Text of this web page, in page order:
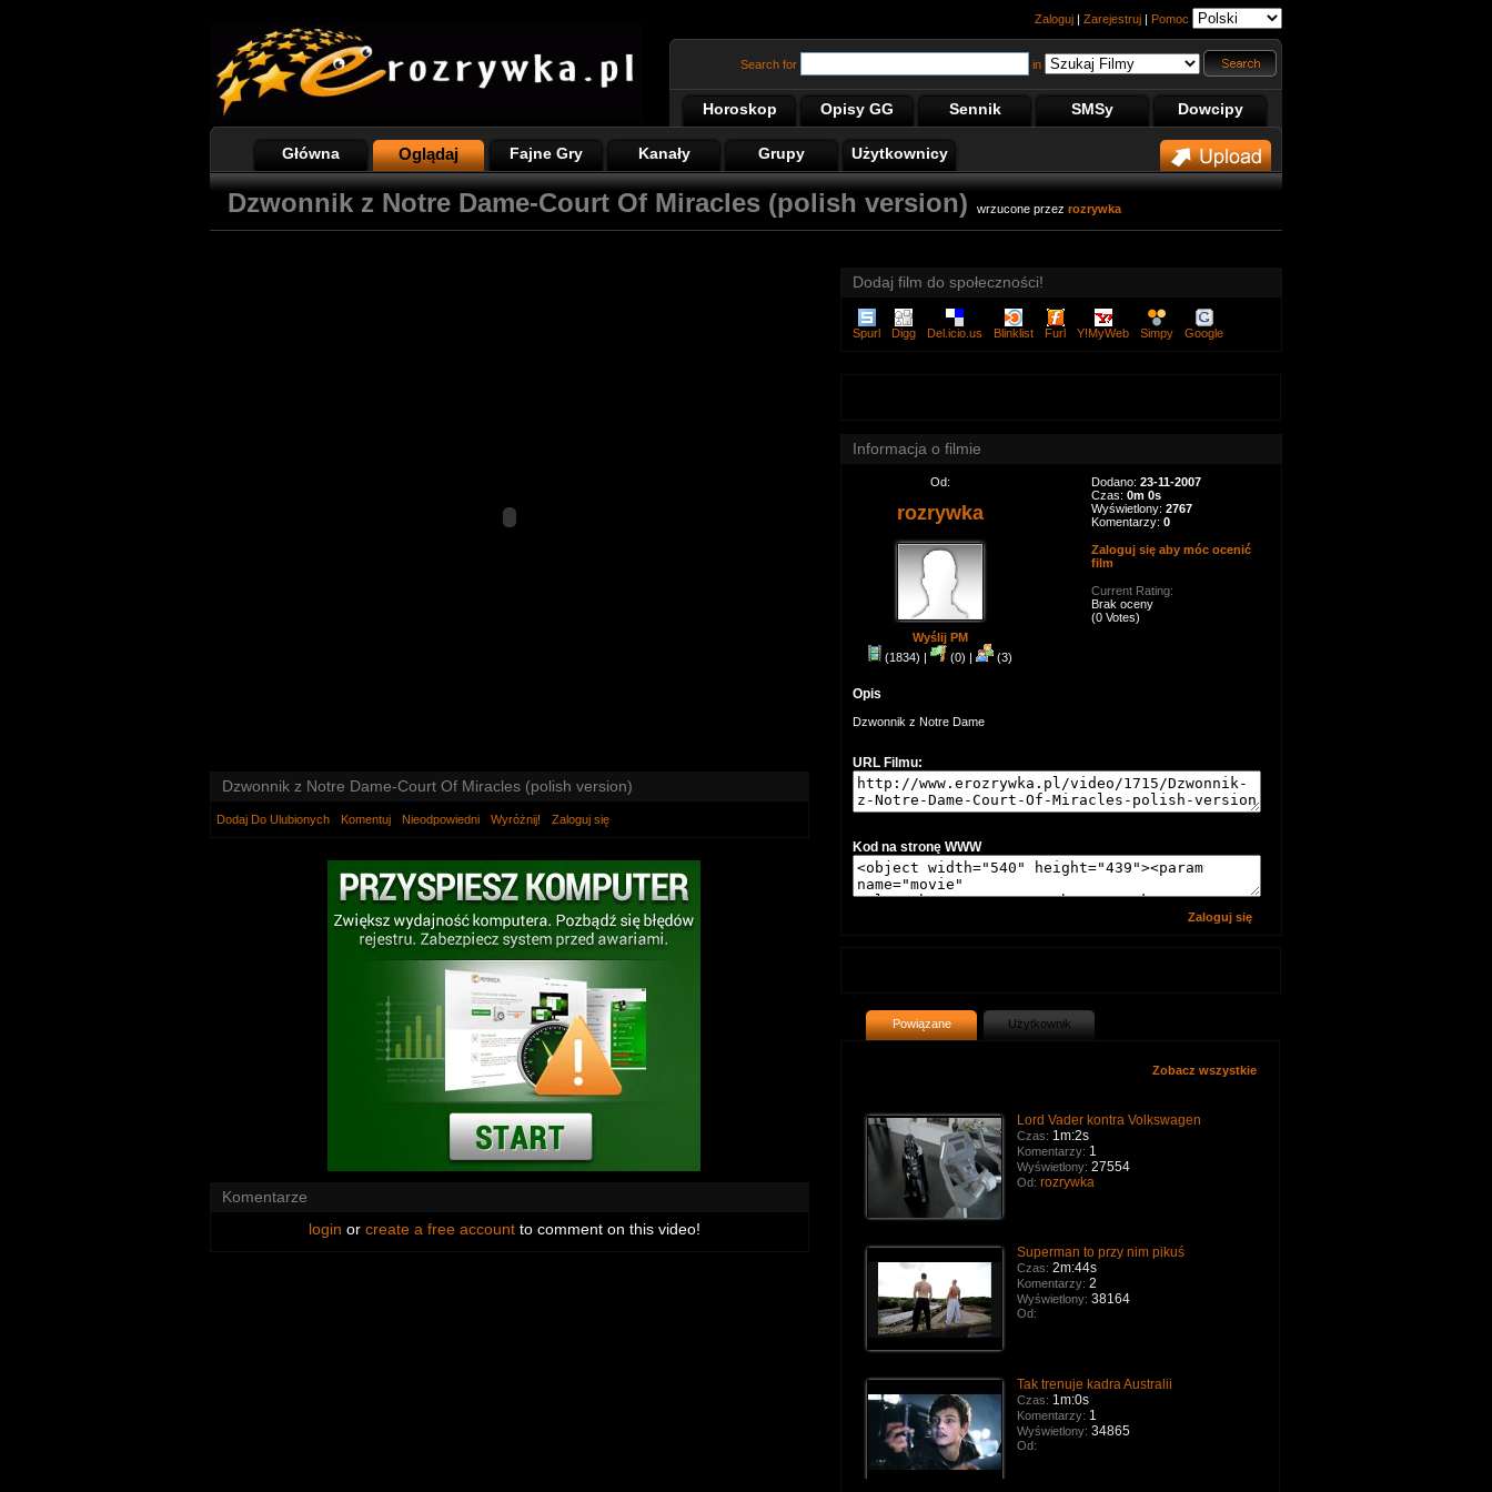
Zaloguj | Zarejestruj | Pomoc
Search for in
Horoskop Opisy GG Sennik SMSy Dowcipy
Główna Oglądaj Fajne Gry Kanały Grupy Użytkownicy
Dzwonnik z Notre Dame-Court Of Miracles (polish version) wrzucone przez rozrywka
Dzwonnik z Notre Dame-Court Of Miracles (polish version)
Dodaj Do Ulubionych Komentuj Nieodpowiedni Wyróżnij! Zaloguj się
Komentarze
login or create a free accountto comment on this video!
Dodaj film do społeczności!
Spurl Digg Del.icio.us Blinklist Furl Y!MyWeb Simpy Google
Informacja o filmie
Od:
rozrywka
Wyślij PM
(1834) |
(0) | (3)
Dodano: 23-11-2007
Czas: 0m 0s
Wyświetlony: 2767
Komentarzy: 0
Zaloguj się aby móc ocenić
film
Current Rating:
Brak oceny
(0 Votes)
Opis
Dzwonnik z Notre Dame
URL Filmu:
Kod na stronę WWW
Zaloguj się
Powiązane Użytkownik
Zobacz wszystkie
Lord Vader kontra Volkswagen
Czas: 1m:2s
Komentarzy: 1
Wyświetlony: 27554
Od: rozrywka
Superman to przy nim pikuś
Czas: 2m:44s
Komentarzy: 2
Wyświetlony: 38164
Od:
Tak trenuje kadra Australii
Czas: 1m:0s
Komentarzy: 1
Wyświetlony: 34865
Od: